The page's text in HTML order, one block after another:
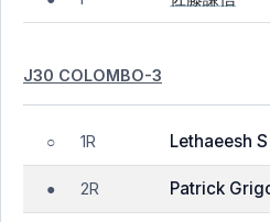
J30 COLOMBO-3
○ 1R Lethaeesh
● 2R Patrick